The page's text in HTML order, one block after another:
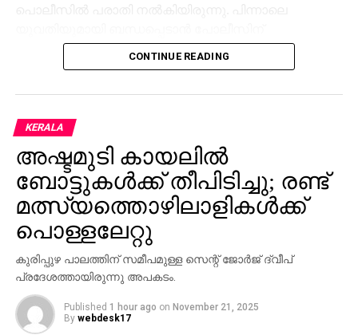
സാധിക്കുകയും, താന്‍ ബന്ധുവിന്റെ വീട്ടിലാണെന്നും
ഇപ്പോള്‍ വരാന്‍ കഴിയില്ലെന്നുമായിരുന്നു
മര്‍ദനത്തെക്കുറിച്ച് വിശദമായി മൊഴി നല്‍കി. ഇതിനെ
തുടര്‍ന്ന് മരട് പോലീസ് വധശ്രമം ഉള്‍പ്പെടെ ഗുരുതര
വകുപ്പുകളില്‍ ഗോപുവിനെതിരെ കേസ് രജിസ്റ്റര്‍
ചെയ്ത് അന്വേഷണം ആരംഭിച്ചിട്ടുണ്ട്.
CONTINUE READING
KERALA
അഷ്ടമുടി കായലില്‍
ബോട്ടുകള്‍ക്ക് തീപിടിച്ചു; രണ്ട്
മത്സ്യത്തൊഴിലാളികള്‍ക്ക്
പൊള്ളലേറ്റു
കുരിപ്പുഴ പാലത്തിന് സമീപമുള്ള സെന്റ് ജോര്‍ജ് ദ്വീപ്
പ്രദേശത്തായിരുന്നു അപകടം.
Published 1 hour ago on November 21, 2025
By webdesk17